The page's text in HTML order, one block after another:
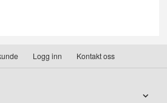
Logg inn Kontakt oss